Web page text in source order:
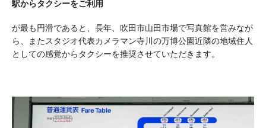
駅からタクシーをご利用
が最も円滑であると、長年、吹田市山田市場で写真館を営みなが
ら、またスタジオ代表カメラマン寺川の万博公園近隣の地域住人
としての感覚からタクシーを推奨させていただきます。